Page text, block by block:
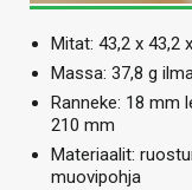
Mitat: 43,2 x 43,2
Massa: 37,8 g
Ranneke: 18 mm
210 mm
Materiaalit:
muovipohja